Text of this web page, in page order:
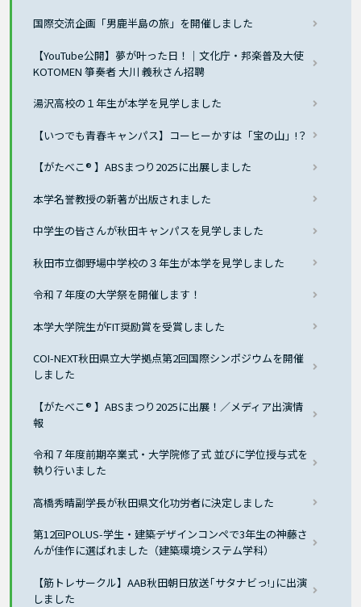
国際交流企画「男鹿半島の旅」を開催しました
【YouTube公開】夢が叶った日！｜文化庁・邦楽普及大使
KOTOMEN 箏奏者 大川 義秋さん招聘
湯沢高校の１年生が本学を見学しました
【いつでも青春キャンパス】コーヒーかすは「宝の山」!？
【がたべこ® 】ABSまつり2025に出展しました
本学名誉教授の新著が出版されました
中学生の皆さんが秋田キャンパスを見学しました
秋田市立御野場中学校の３年生が本学を見学しました
令和７年度の大学祭を開催します！
本学大学院生がFIT奨励賞を受賞しました
COI-NEXT秋田県立大学拠点第2回国際シンポジウムを開催
しました
【がたべこ® 】ABSまつり2025に出展！／メディア出演情
報
令和７年度前期卒業式・大学院修了式 並びに学位授与式を
執り行いました
高橋秀晴副学長が秋田県文化功労者に決定しました
第12回POLUS-学生・建築デザインコンペで3年生の神藤さ
んが佳作に選ばれました（建築環境システム学科）
【筋トレサークル】AAB秋田朝日放送｢サタナビっ!｣に出演
しました